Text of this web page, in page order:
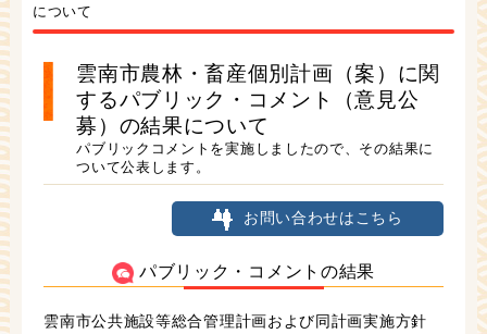
について
雲南市農林・畜産個別計画（案）に関
するパブリック・コメント（意見公
募）の結果について
パブリックコメントを実施しましたので、その結果に
ついて公表します。
お問い合わせはこちら
パブリック・コメントの結果
雲南市公共施設等総合管理計画および同計画実施方針